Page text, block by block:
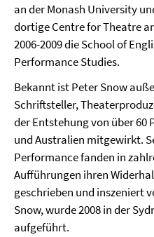
an der Monash University
dortige Centre for Theatre
2006-2009 die School of
Performance Studies.
Bekannt ist Peter Snow
Schriftsteller,
der Entstehung von über 60
und Australien mitgewirkt.
Performance fanden in
Aufführungen ihren
geschrieben und inszeniert
Snow, wurde 2008 in der
aufgeführt.